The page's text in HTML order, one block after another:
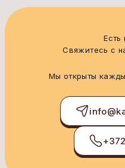
Есть
Свяжитесь с
Мы открыты